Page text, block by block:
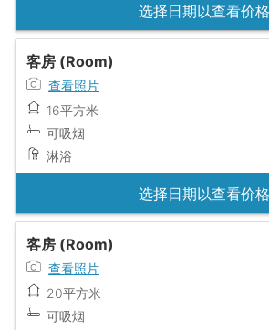
选择日期以查看价格
客房 (Room)
查看照片
16平方米
可吸烟
淋浴
选择日期以查看价格
客房 (Room)
查看照片
20平方米
可吸烟